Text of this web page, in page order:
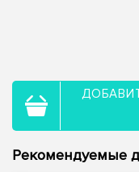
Рекомендуемые